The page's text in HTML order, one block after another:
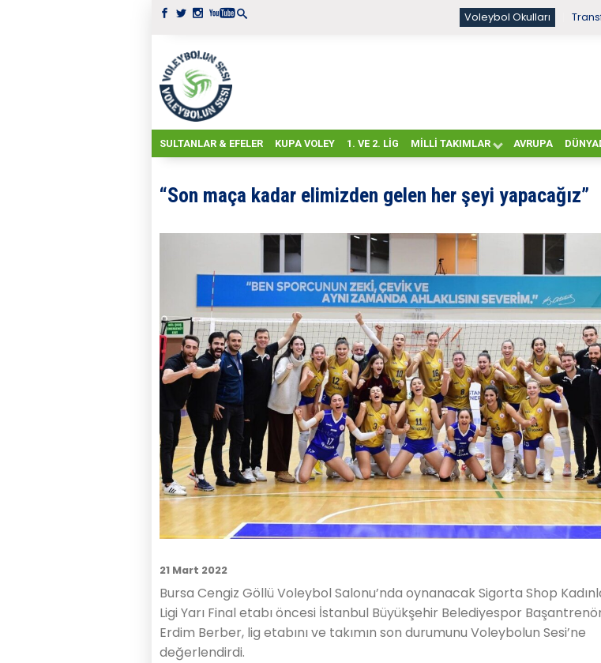
Voleybol Okulları
SULTANLAR & EFELER KUPA VOLEY 1. VE 2. LIG MILLI TAKIMLAR AVRUPA
“Son maça kadar elimizden gelen her şeyi yapacağız”
21 Mart 2022
Bursa Cengiz Göllü Voleybol Salonu’nda oynanacak Sigorta Shop
Ligi Yarı Final etabı öncesi İstanbul Büyükşehir Belediyespor
Erdim Berber, lig etabını ve takımın son durumunu Voleybolun Sesi’ne
değerlendirdi.